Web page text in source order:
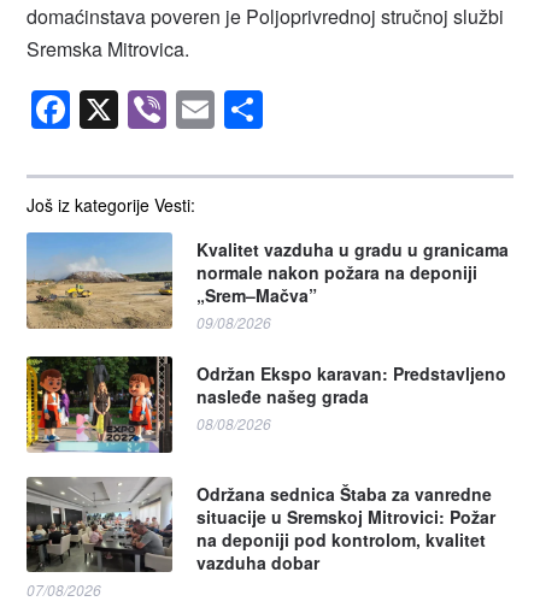
Još iz kategorije Vesti:
Kvalitet vazduha u gradu u granicama
normale nakon požara na deponiji
„Srem–Mačva”
09/08/2026
Održan Ekspo karavan: Predstavljeno
nasleđe našeg grada
08/08/2026
Održana sednica Štaba za vanredne
situacije u Sremskoj Mitrovici: Požar
na deponiji pod kontrolom, kvalitet
vazduha dobar
07/08/2026
domaćinstava poveren je Poljoprivrednoj stručnoj službi
Sremska Mitrovica.
Facebook
X ViberEmail